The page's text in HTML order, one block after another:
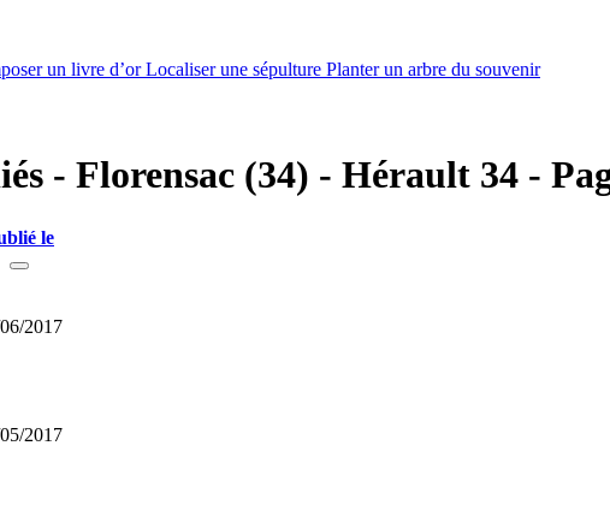
un livre d’orLocaliser une sépulture Planter un arbre du souvenir
- Florensac (34) - Hérault 34 -
le
2017
2017